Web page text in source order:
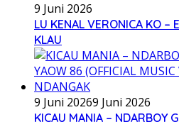
9 Juni 2026
LU KENAL VERONICA KO –
KLAU
9 Juni 20269 Juni 2026
KICAU MANIA – NDARBOY